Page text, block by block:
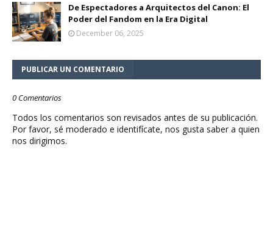
De Espectadores a Arquitectos del Canon: El
Poder del Fandom en la Era Digital
December 06, 2025
PUBLICAR UN COMENTARIO
0 Comentarios
Todos los comentarios son revisados antes de su publicación.
Por favor, sé moderado e identifícate, nos gusta saber a quien
nos dirigimos.